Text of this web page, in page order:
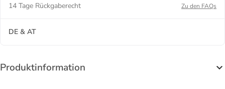
14 Tage Rückgaberecht
Zu den FAQs
DE & AT
Produktinformation